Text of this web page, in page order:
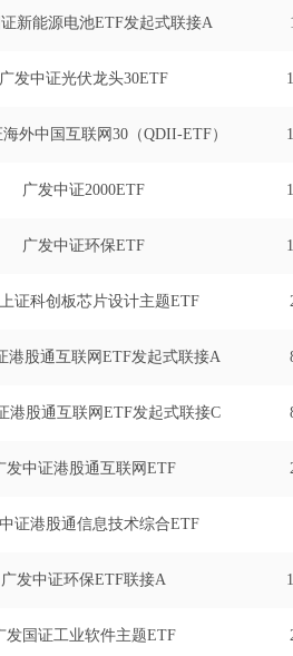
新能源电池ETF发起式联接A
广发中证光伏龙头30ETF
外中国互联网30（QDII-ETF）
广发中证2000ETF
广发中证环保ETF
证科创板芯片设计主题ETF
港股通互联网ETF发起式联接A
港股通互联网ETF发起式联接C
发中证港股通互联网ETF
证港股通信息技术综合ETF
广发中证环保ETF联接A
发国证工业软件主题ETF